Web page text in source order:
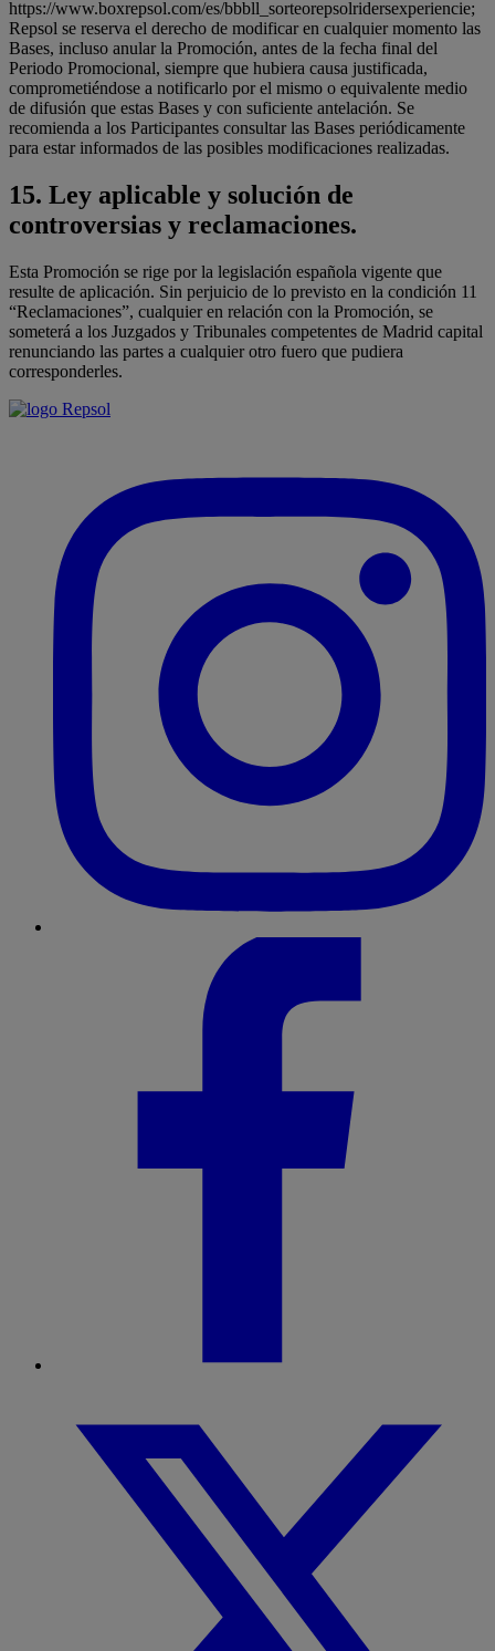
https://www.boxrepsol.com/es/bbbll_sorteorepsolridersexperiencie;
Repsol se reserva el derecho de modificar en cualquier momento las
Bases, incluso anular la Promoción, antes de la fecha final del
Periodo Promocional, siempre que hubiera causa justificada,
comprometiéndose a notificarlo por el mismo o equivalente medio
de difusión que estas Bases y con suficiente antelación. Se
recomienda a los Participantes consultar las Bases periódicamente
para estar informados de las posibles modificaciones realizadas.
15. Ley aplicable y solución de
controversias y reclamaciones.
Esta Promoción se rige por la legislación española vigente que
resulte de aplicación. Sin perjuicio de lo previsto en la condición 11
“Reclamaciones”, cualquier en relación con la Promoción, se
someterá a los Juzgados y Tribunales competentes de Madrid capital
renunciando las partes a cualquier otro fuero que pudiera
corresponderles.